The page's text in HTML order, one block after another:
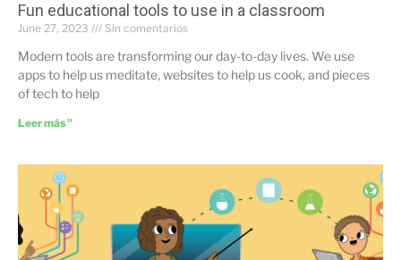
Fun educational tools to use in a classroom
June 27, 2023 Sin comentarios
Modern tools are transforming our day-to-day lives. We use
apps to help us meditate, websites to help us cook, and pieces
of tech to help
Leer más "